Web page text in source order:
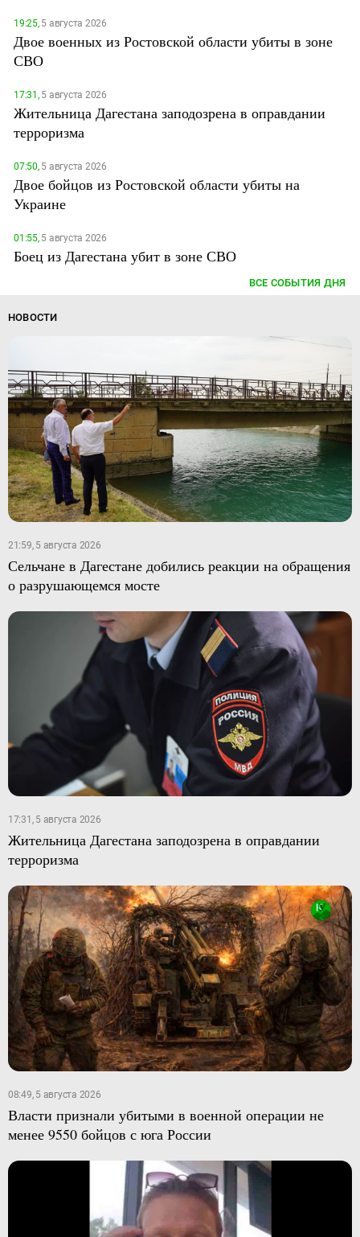
19:25,5 августа 2026
Двое военных из Ростовской области убиты в зоне
СВО
17:31,5 августа 2026
Жительница Дагестана заподозрена в оправдании
терроризма
07:50,5 августа 2026
Двое бойцов из Ростовской области убиты на
Украине
01:55,5 августа 2026
Боец из Дагестана убит в зоне СВО
ВСЕ СОБЫТИЯ ДНЯ
НОВОСТИ
21:59, 5 августа 2026
Сельчане в Дагестане добились реакции на обращения
о разрушающемся мосте
17:31, 5 августа 2026
Жительница Дагестана заподозрена в оправдании
терроризма
08:49, 5 августа 2026
Власти признали убитыми в военной операции не
менее 9550 бойцов с юга России